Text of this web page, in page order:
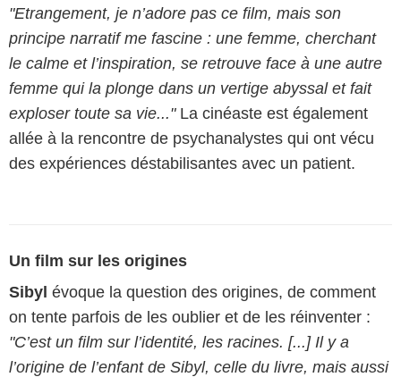
"Etrangement, je n’adore pas ce film, mais son
principe narratif me fascine : une femme, cherchant
le calme et l’inspiration, se retrouve face à une autre
femme qui la plonge dans un vertige abyssal et fait
exploser toute sa vie..."La cinéaste est également
allée à la rencontre de psychanalystes qui ont vécu
des expériences déstabilisantes avec un patient.
Un film sur les origines
Sibyl évoque la question des origines, de comment
on tente parfois de les oublier et de les réinventer :
"C’est un film sur l’identité, les racines. [...] Il y a
l’origine de l’enfant de Sibyl, celle du livre, mais aussi